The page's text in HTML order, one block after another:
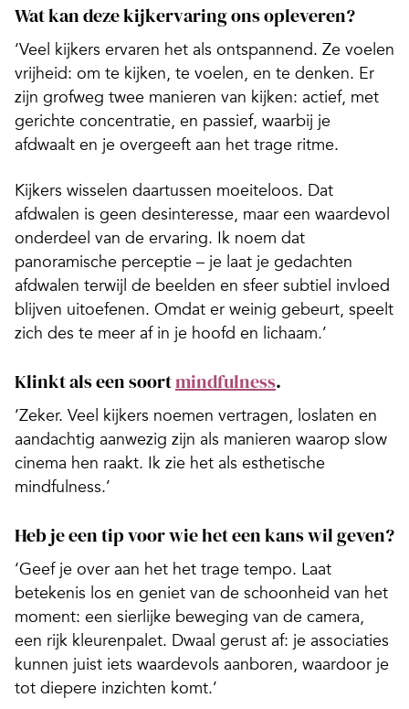
Wat kan deze kijkervaring ons opleveren?
‘Veel kijkers ervaren het als ontspannend. Ze voelen
vrijheid: om te kijken, te voelen, en te denken. Er
zijn grofweg twee manieren van kijken: actief, met
gerichte concentratie, en passief, waarbij je
afdwaalt en je overgeeft aan het trage ritme.
Kijkers wisselen daartussen moeiteloos. Dat
afdwalen is geen desinteresse, maar een waardevol
onderdeel van de ervaring. Ik noem dat
panoramische perceptie – je laat je gedachten
afdwalen terwijl de beelden en sfeer subtiel invloed
blijven uitoefenen. Omdat er weinig gebeurt, speelt
zich des te meer af in je hoofd en lichaam.’
Klinkt als een soortmindfulness.
‘Zeker. Veel kijkers noemen vertragen, loslaten en
aandachtig aanwezig zijn als manieren waarop slow
cinema hen raakt. Ik zie het als esthetische
mindfulness.’
Heb je een tip voor wie het een kans wil geven?
‘Geef je over aan het het trage tempo. Laat
betekenis los en geniet van de schoonheid van het
moment: een sierlijke beweging van de camera,
een rijk kleurenpalet. Dwaal gerust af: je associaties
kunnen juist iets waardevols aanboren, waardoor je
tot diepere inzichten komt.’